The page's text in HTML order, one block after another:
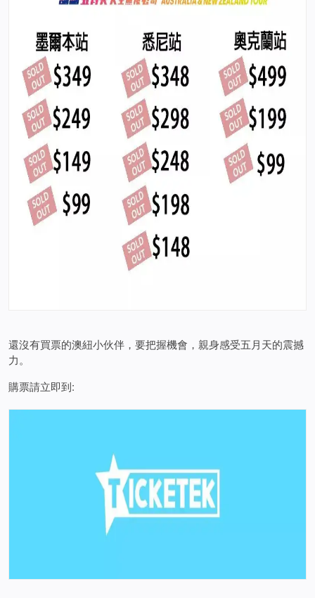
還沒有買票的澳紐小伙伴，要把握機會，親身感受五月天的震撼
力。
購票請立即到: